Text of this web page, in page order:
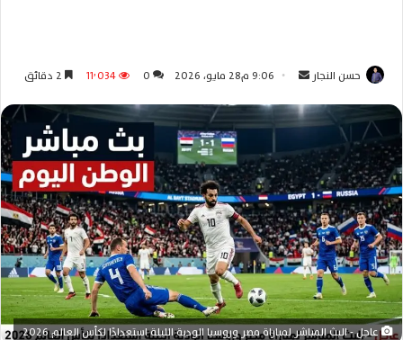
حسن النجار
س
ر
ي
د
ا
إ
ل
ك
ت
9:06 م28 مايو، 2026 0 11٬034
عاجل - البث المباشر لمباراة مصر وروسيا الودية الليلة استعدادًا لكأس العالم 2026